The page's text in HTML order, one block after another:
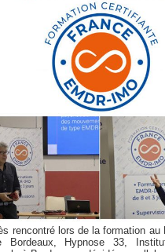
rencontré lors de la formation au
Bordeaux, Hypnose 33,